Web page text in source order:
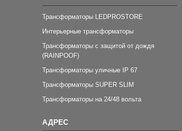
Трансформаторы LEDPROSTORE
Интерьерные трансформаторы
Трансформаторы с защитой от дождя
(RAINPOOF)
Трансформаторы уличные IP 67
Трансформаторы SUPER SLIM
Трансформаторы на 24/48 вольта